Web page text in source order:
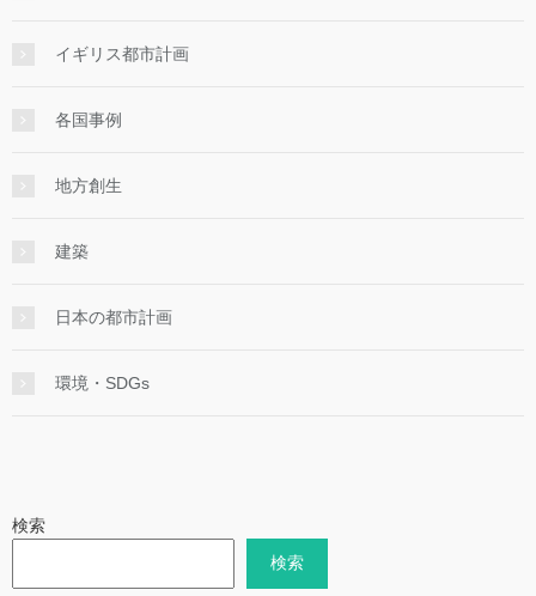
イギリス都市計画
各国事例
地方創生
建築
日本の都市計画
環境・SDGs
検索
検索